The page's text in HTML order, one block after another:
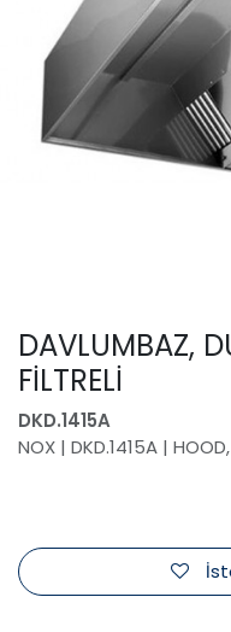
DAVLUMBAZ,
FİLTRELİ
DKD.1415A
NOX | DKD.1415A | HOOD,